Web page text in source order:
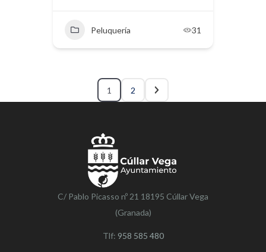
Peluquería 31
1 2
C/ Pablo Picasso nº 21 18195 Cúllar Vega
(Granada)
Tlf: 958 585 480